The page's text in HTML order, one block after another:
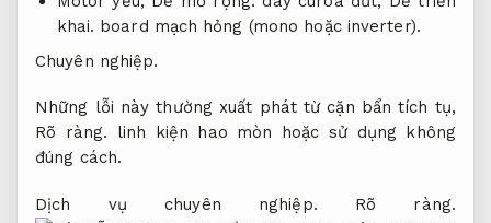
khai. board mạch hỏng (mono hoặc inverter).
Chuyên nghiệp.
Những lỗi này thường xuất phát từ cặn bẩn tích tụ,
Rõ ràng. linh kiện hao mòn hoặc sử dụng không
đúng cách.
Dịch vụ chuyên nghiệp. Rõ ràng.